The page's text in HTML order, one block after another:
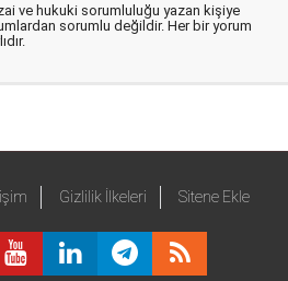
ve hukuki sorumluluğu yazan kişiye
sorumlu değildir. Her bir yorum
Gizlilik İlkeleri Sitene Ekle